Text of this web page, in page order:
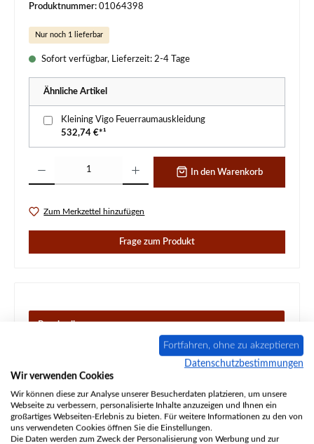
Produktnummer: 01064398
Nur noch 1 lieferbar
Sofort verfügbar, Lieferzeit: 2-4 Tage
Ähnliche Artikel
Kleining Vigo Feuerraumauskleidung
532,74 €*¹
In den Warenkorb
Zum Merkzettel hinzufügen
Frage zum Produkt
Beschreibung
Original Sichtscheibe für den Kaminofen Kleining Vigo
Kleining Vigo Sichtscheibe Eckdaten: Schauglas, Scheibe
Material… Mehr
Eigenschaften
Angaben zur Produktsicherheit
Fortfahren, ohne zu akzeptieren
Datenschutzbestimmungen
Wir verwenden Cookies
Wir können diese zur Analyse unserer Besucherdaten platzieren, um unsere
Webseite zu verbessern, personalisierte Inhalte anzuzeigen und Ihnen ein
großartiges Webseiten-Erlebnis zu bieten. Für weitere Informationen zu den von
uns verwendeten Cookies öffnen Sie die Einstellungen.
Die Daten werden zum Zweck der Personalisierung von Werbung und zur